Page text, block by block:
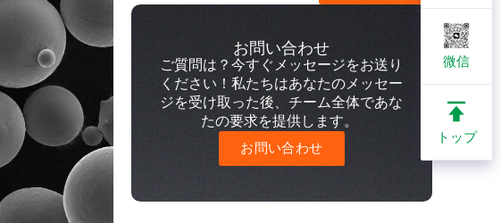
微信
トップ
お問い合わせ
ご質問は？今すぐメッセージをお送り
ください！私たちはあなたのメッセー
ジを受け取った後、チーム全体であな
たの要求を提供します。
お問い合わせ